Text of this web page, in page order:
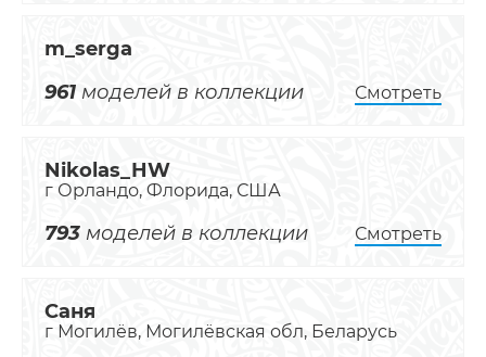
m_serga
961 моделей в коллекции Смотреть
Nikolas_HW
г Орландо, Флорида, США
793 моделей в коллекции Смотреть
Саня
г Могилёв, Могилёвская обл, Беларусь